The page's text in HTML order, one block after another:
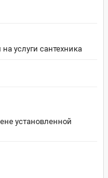
услуги сантехника
установленной